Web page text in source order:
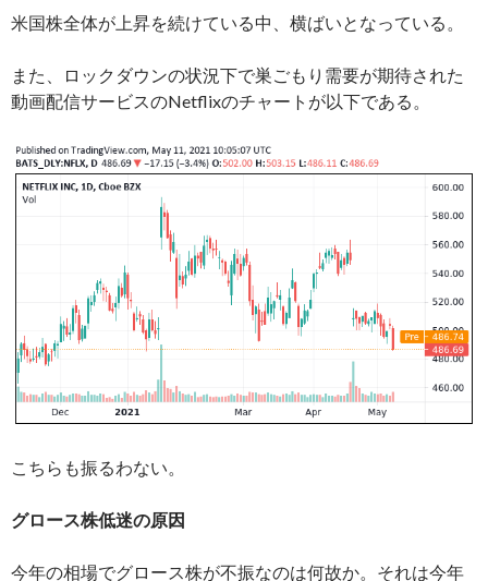
米国株全体が上昇を続けている中、横ばいとなっている。
また、ロックダウンの状況下で巣ごもり需要が期待された
動画配信サービスのNetflixのチャートが以下である。
こちらも振るわない。
グロース株低迷の原因
今年の相場でグロース株が不振なのは何故か。それは今年